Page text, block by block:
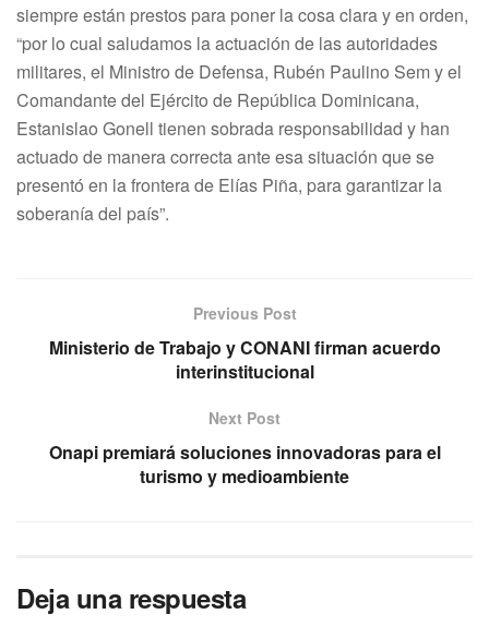
siempre están prestos para poner la cosa clara y en orden,
“por lo cual saludamos la actuación de las autoridades
militares, el Ministro de Defensa, Rubén Paulino Sem y el
Comandante del Ejército de República Dominicana,
Estanislao Gonell tienen sobrada responsabilidad y han
actuado de manera correcta ante esa situación que se
presentó en la frontera de Elías Piña, para garantizar la
soberanía del país”.
Previous Post
Ministerio de Trabajo y CONANI firman acuerdo
interinstitucional
Next Post
Onapi premiará soluciones innovadoras para el
turismo y medioambiente
Deja una respuesta